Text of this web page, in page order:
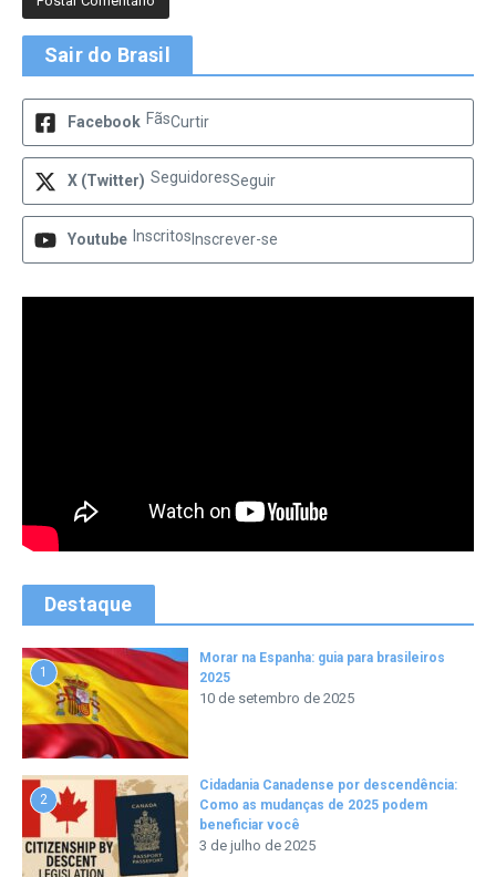
Sair do Brasil
Facebook FãsCurtir
X (Twitter) SeguidoresSeguir
Youtube Inscritos Inscrever-se
Destaque
1
Morar na Espanha: guia para brasileiros
2025
10 de setembro de 2025
2
Cidadania Canadense por descendência:
Como as mudanças de 2025 podem
beneficiar você
3 de julho de 2025